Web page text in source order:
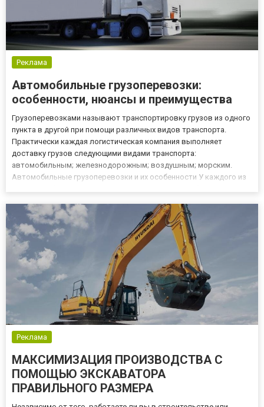
Реклама
Автомобильные грузоперевозки:
особенности, нюансы и преимущества
Грузоперевозками называют транспортировку грузов из одного
пункта в другой при помощи различных видов транспорта.
Практически каждая логистическая компания выполняет
доставку грузов следующими видами транспорта:
автомобильным; железнодорожным; воздушным; морским.
Автомобильные грузоперевозки и их особенности У каждого из
занимают лидирующие позиции...
Реклама
МАКСИМИЗАЦИЯ ПРОИЗВОДСТВА С
ПОМОЩЬЮ ЭКСКАВАТОРА
ПРАВИЛЬНОГО РАЗМЕРА